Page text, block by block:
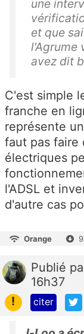
une
et que
l'Agrume
avez dit
C'est simple
franche en
représente
faut pas faire
électriques
l'ADSL et
d'autre cas
Orange
Publié
16h37
!
citer